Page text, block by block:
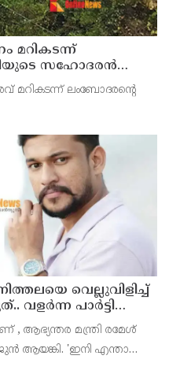
മറികടന്ന്
സഹോദരന്‍
അധികൃതര്‍
മറികടന്ന് ലംബോദരന്റെ
വെല്ലുവിളിച്ച്
വളർന്ന പാർട്ടി
, ആഭ്യന്തര മന്ത്രി രമേശ്
ആയങ്കി. 'ഇനി എന്താ